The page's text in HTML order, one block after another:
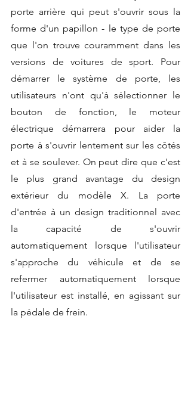
porte arrière qui peut s'ouvrir sous la
forme d'un papillon - le type de porte
que l'on trouve couramment dans les
versions de voitures de sport. Pour
démarrer le système de porte, les
utilisateurs n'ont qu'à sélectionner le
bouton de fonction, le moteur
électrique démarrera pour aider la
porte à s'ouvrir lentement sur les côtés
et à se soulever. On peut dire que c'est
le plus grand avantage du design
extérieur du modèle X. La porte
d'entrée à un design traditionnel avec
la capacité de s'ouvrir
automatiquement lorsque l'utilisateur
s'approche du véhicule et de se
refermer automatiquement lorsque
l'utilisateur est installé, en agissant sur
la pédale de frein.